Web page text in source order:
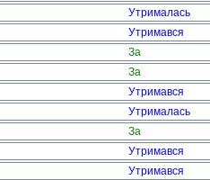
Утрималась
Утримався
За
За
Утримався
Утрималась
За
Утримався
Утримався